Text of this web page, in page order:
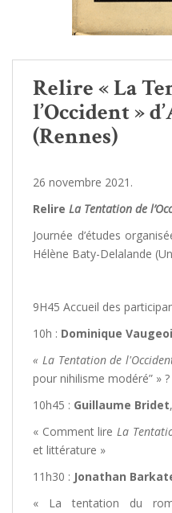
Relire « La
l’Occident »
(Rennes)
26 novembre 2021.
Relire La Tentation de
Journée d’études
Hélène Baty-Delalande
9H45 Accueil des
10h : Dominique
« La Tentation de
pour nihilisme modéré” » ?
10h45 : Guillaume Bridet
« Comment lire La
et littérature »
11h30 : Jonathan
« La tentation du